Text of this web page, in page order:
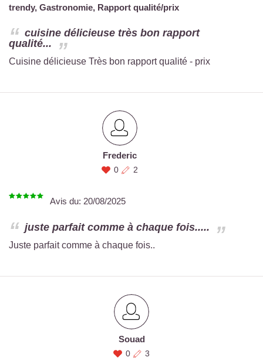
trendy, Gastronomie, Rapport qualité/prix
cuisine délicieuse très bon rapport
qualité...
Cuisine délicieuse Très bon rapport qualité - prix
Frederic
0 2
Avis du: 20/08/2025
juste parfait comme à chaque fois.....
Juste parfait comme à chaque fois..
Souad
0 3